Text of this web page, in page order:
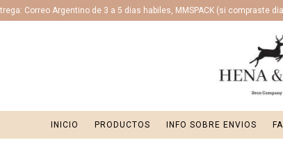
Correo Argentino de 3 a 5 dias habiles, MMSPACK (si compraste
INICIO PRODUCTOS INFO SOBRE ENVIOS